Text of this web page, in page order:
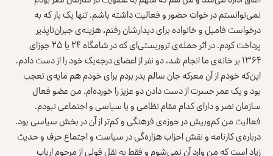
نمی‌توانستم در خوات حضور و فعالیت داشته باشم. تنها یک بار که به
درخواست فامیل و خانواده برای دیدارشان رفتم، هزینه‌ی جبران‌ناپذیر
پرداخت کردم. در اثر حمله‌ی تروریستی‌ای که در شامگاه ۲۴ یا ۲۵ جوزای
۱۳۶۴ بر خانه‌ی ما انجام شد، دو نفر از اعضای درجه‌یک خود را از دست دادم.
این‌که خودم از آن معرکه جان سالم بدر بردم برای خودم هم مایه‌ی تعجب
بود و یک عمر حسرت از دست دادن دو عزیز را خورده‌ام. من عضو فعال
سازمان نصر و دارای کدام مقام نظامی و یا سیاسی و اجتماعی نبودم.
فعالیت من کم‌وبیش در حوزه‌ی فرهنگی و کم‌تر از آن در بخش سیاسی بود.
درباره‌ی کارنامه و نقش احزاب هزاره‌گی در سیاست و اجتماع حرف و حدیث
زیاد است که من وارد آن نمی‌شوم و فقط به نقل قولی از مرحوم ارباب